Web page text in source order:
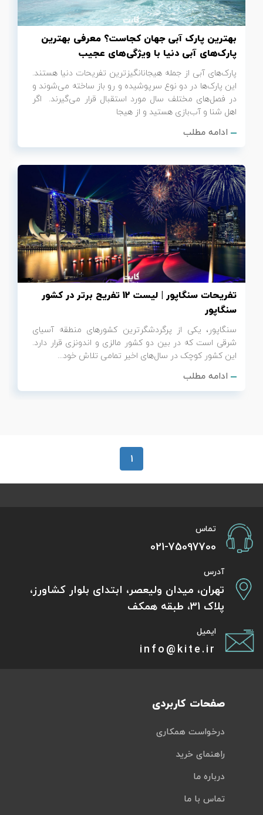
بهترین پارک آبی جهان کجاست؟ معرفی بهترین
پارک‌های آبی دنیا با ویژگی‌های عجیب
پارک‌های آبی از جمله هیجان‎انگیزترین تفریحات دنیا هستند.
این پارک‌ها در دو نوع سرپوشیده و رو باز ساخته می‌شوند و
در فصل‌های مختلف سال مورد استقبال قرار می‌گیرند. اگر
اهل شنا و آب‌بازی هستید و از هیجا
ادامه مطلب
تفریحات سنگاپور | لیست 12 تفریح برتر در کشور
سنگاپور
سنگاپور، یکی از پرگردشگرترین کشورهای منطقه آسیای
شرقی است که در بین دو کشور مالزی و اندونزی قرار دارد.
این کشور کوچک در سال‌های اخیر تمامی تلاش خود...
ادامه مطلب
1
تماس
021-75097700
آدرس
تهران، میدان ولیعصر، ابتدای بلوار کشاورز،
پلاک 31، طبقه همکف
ایمیل
info@kite.ir
صفحات کاربردی
درخواست همکاری
راهنمای خرید
درباره ما
تماس با ما